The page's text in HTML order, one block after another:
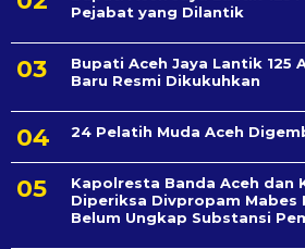
Pejabat yang Dilantik
Bupati Aceh Jaya Lantik 125
Baru Resmi Dikukuhkan
24 Pelatih Muda Aceh
Kapolresta Banda Aceh dan
Diperiksa Divpropam Mabes
Belum Ungkap Substansi